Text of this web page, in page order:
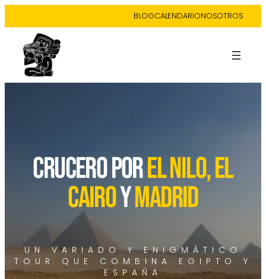
BLOGCALENDARIONOSOTROS
CRUCERO POREL NILO, EL
CAIROYMADRID
UN VARIADO Y ENIGMÁTICO
TOUR QUE COMBINA EGIPTO Y
ESPAÑA